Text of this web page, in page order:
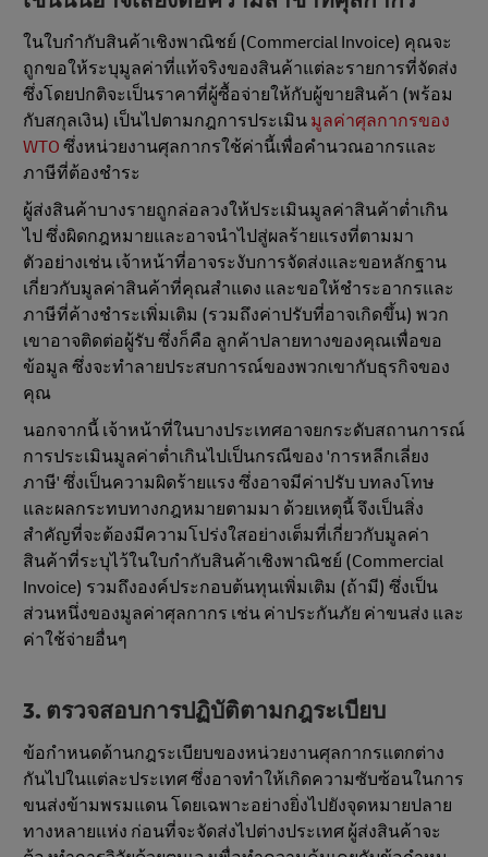
ในใบกํากับสินค้าเชิงพาณิชย์ (Commercial Invoice) คุณจะ
ถูกขอให้ระบุมูลค่าที่แท้จริงของสินค้าแต่ละรายการที่จัดส่ง
ซึ่งโดยปกติจะเป็นราคาที่ผู้ซื้อจ่ายให้กับผู้ขายสินค้า (พร้อม
กับสกุลเงิน) เป็นไปตามกฎการประเมิน มูลค่าศุลกากรของ
WTO ซึ่งหน่วยงานศุลกากรใช้ค่านี้เพื่อคํานวณอากรและ
ภาษีที่ต้องชําระ
ผู้ส่งสินค้าบางรายถูกล่อลวงให้ประเมินมูลค่าสินค้าต่ำเกิน
ไป ซึ่งผิดกฎหมายและอาจนําไปสู่ผลร้ายแรงที่ตามมา
ตัวอย่างเช่น เจ้าหน้าที่อาจระงับการจัดส่งและขอหลักฐาน
เกี่ยวกับมูลค่าสินค้าที่คุณสำแดง และขอให้ชําระอากรและ
ภาษีที่ค้างชําระเพิ่มเติม (รวมถึงค่าปรับที่อาจเกิดขึ้น) พวก
เขาอาจติดต่อผู้รับ ซึ่งก็คือ ลูกค้าปลายทางของคุณเพื่อขอ
ข้อมูล ซึ่งจะทําลายประสบการณ์ของพวกเขากับธุรกิจของ
คุณ
นอกจากนี้ เจ้าหน้าที่ในบางประเทศอาจยกระดับสถานการณ์
การประเมินมูลค่าต่ำเกินไปเป็นกรณีของ 'การหลีกเลี่ยง
ภาษี' ซึ่งเป็นความผิดร้ายแรง ซึ่งอาจมีค่าปรับ บทลงโทษ
และผลกระทบทางกฎหมายตามมา ด้วยเหตุนี้ จึงเป็นสิ่ง
สําคัญที่จะต้องมีความโปร่งใสอย่างเต็มที่เกี่ยวกับมูลค่า
สินค้าที่ระบุไว้ในใบกํากับสินค้าเชิงพาณิชย์ (Commercial
Invoice) รวมถึงองค์ประกอบต้นทุนเพิ่มเติม (ถ้ามี) ซึ่งเป็น
ส่วนหนึ่งของมูลค่าศุลกากร เช่น ค่าประกันภัย ค่าขนส่ง และ
ค่าใช้จ่ายอื่นๆ
3. ตรวจสอบการปฏิบัติตามกฎระเบียบ
ข้อกําหนดด้านกฎระเบียบของหน่วยงานศุลกากรแตกต่าง
กันไปในแต่ละประเทศ ซึ่งอาจทําให้เกิดความซับซ้อนในการ
ขนส่งข้ามพรมแดน โดยเฉพาะอย่างยิ่งไปยังจุดหมายปลาย
ทางหลายแห่ง ก่อนที่จะจัดส่งไปต่างประเทศ ผู้ส่งสินค้าจะ